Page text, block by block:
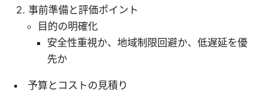
事前準備と評価ポイント
目的の明確化
安全性重視か、地域制限回避か、低遅延を優
先か
予算とコストの見積り